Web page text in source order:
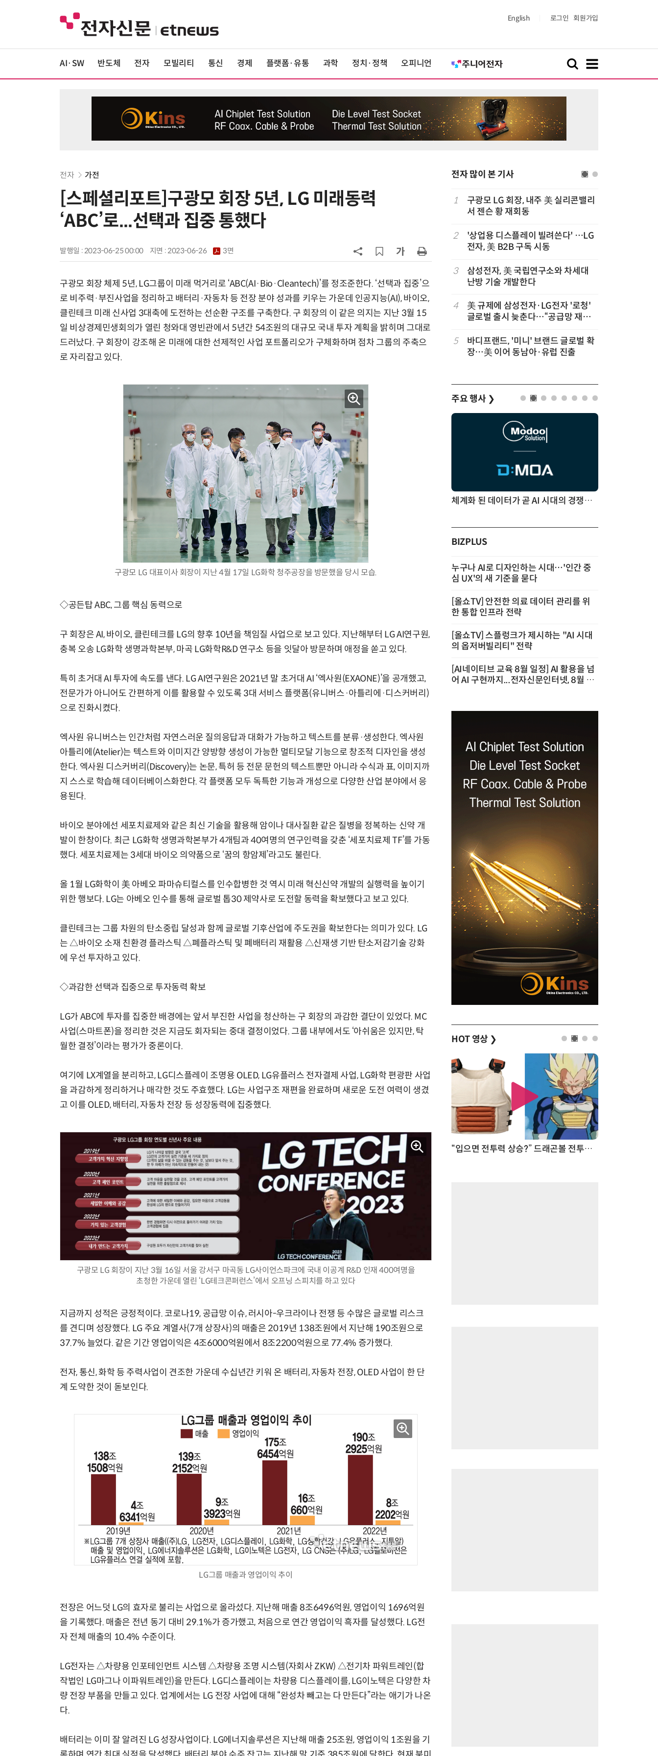
English 로그인 회원가입
AI·SW 반도체 전자 모빌리티 통신 경제 플랫폼·유통 과학 정치·정책 오피니언
전자 가전
[스페셜리포트]구광모 회장 5년, LG 미래동력
‘ABC’로...선택과 집중 통했다
발행일 : 2023-06-25 00:00 지면 :2023-06-26 3면
구광모 회장 체제 5년, LG그룹이 미래 먹거리로 ‘ABC(AI·Bio·Cleantech)’를 정조준한다. ‘선택과 집중’으
로 비주력·부진사업을 정리하고 배터리·자동차 등 전장 분야 성과를 키우는 가운데 인공지능(AI), 바이오,
클린테크 미래 신사업 3대축에 도전하는 선순환 구조를 구축한다. 구 회장의 이 같은 의지는 지난 3월 15
일 비상경제민생회의가 열린 청와대 영빈관에서 5년간 54조원의 대규모 국내 투자 계획을 밝히며 그대로
드러났다. 구 회장이 강조해 온 미래에 대한 선제적인 사업 포트폴리오가 구체화하며 점차 그룹의 주축으
로 자리잡고 있다.
구광모 LG 대표이사 회장이 지난 4월 17일 LG화학 청주공장을 방문했을 당시 모습.
◇공든탑 ABC, 그룹 핵심 동력으로
구 회장은 AI, 바이오, 클린테크를 LG의 향후 10년을 책임질 사업으로 보고 있다. 지난해부터 LG AI연구원,
충복 오송 LG화학 생명과학본부, 마곡 LG화학R&D 연구소 등을 잇달아 방문하며 애정을 쏟고 있다.
특히 초거대 AI 투자에 속도를 낸다. LG AI연구원은 2021년 말 초거대 AI ‘엑사원(EXAONE)’을 공개했고,
전문가가 아니어도 간편하게 이를 활용할 수 있도록 3대 서비스 플랫폼(유니버스·아틀리에·디스커버리)
으로 진화시켰다.
엑사원 유니버스는 인간처럼 자연스러운 질의응답과 대화가 가능하고 텍스트를 분류·생성한다. 엑사원
아틀리에(Atelier)는 텍스트와 이미지간 양방향 생성이 가능한 멀티모달 기능으로 창조적 디자인을 생성
한다. 엑사원 디스커버리(Discovery)는 논문, 특허 등 전문 문헌의 텍스트뿐만 아니라 수식과 표, 이미지까
지 스스로 학습해 데이터베이스화한다. 각 플랫폼 모두 독특한 기능과 개성으로 다양한 산업 분야에서 응
용된다.
바이오 분야에선 세포치료제와 같은 최신 기술을 활용해 암이나 대사질환 같은 질병을 정복하는 신약 개
발이 한창이다. 최근 LG화학 생명과학본부가 4개팀과 40여명의 연구인력을 갖춘 ‘세포치료제 TF’를 가동
했다. 세포치료제는 3세대 바이오 의약품으로 ‘꿈의 항암제’라고도 불린다.
올 1월 LG화학이 美 아베오 파마슈티컬스를 인수합병한 것 역시 미래 혁신신약 개발의 실행력을 높이기
위한 행보다. LG는 아베오 인수를 통해 글로벌 톱30 제약사로 도전할 동력을 확보했다고 보고 있다.
클린테크는 그룹 차원의 탄소중립 달성과 함께 글로벌 기후산업에 주도권을 확보한다는 의미가 있다. LG
는 △바이오 소재 친환경 플라스틱 △폐플라스틱 및 폐배터리 재활용 △신재생 기반 탄소저감기술 강화
에 우선 투자하고 있다.
◇과감한 선택과 집중으로 투자동력 확보
LG가 ABC에 투자를 집중한 배경에는 앞서 부진한 사업을 청산하는 구 회장의 과감한 결단이 있었다. MC
사업(스마트폰)을 정리한 것은 지금도 회자되는 중대 결정이었다. 그룹 내부에서도 ‘아쉬움은 있지만, 탁
월한 결정’이라는 평가가 중론이다.
여기에 LX계열을 분리하고, LG디스플레이 조명용 OLED, LG유플러스 전자결제 사업, LG화학 편광판 사업
을 과감하게 정리하거나 매각한 것도 주효했다. LG는 사업구조 재편을 완료하며 새로운 도전 여력이 생겼
고 이를 OLED, 배터리, 자동차 전장 등 성장동력에 집중했다.
구광모 LG 회장이 지난 3월 16일 서울 강서구 마곡동 LG사이언스파크에 국내 이공계 R&D 인재 400여명을
초청한 가운데 열린 ‘LG테크콘퍼런스’에서 오프닝 스피치를 하고 있다
지금까지 성적은 긍정적이다. 코로나19, 공급망 이슈, 러시아-우크라이나 전쟁 등 수많은 글로벌 리스크
를 견디며 성장했다. LG 주요 계열사(7개 상장사)의 매출은 2019년 138조원에서 지난해 190조원으로
37.7% 늘었다. 같은 기간 영업이익은 4조6000억원에서 8조2200억원으로 77.4% 증가했다.
전자, 통신, 화학 등 주력사업이 견조한 가운데 수십년간 키워 온 배터리, 자동차 전장, OLED 사업이 한 단
계 도약한 것이 돋보인다.
LG그룹 매출과 영업이익 추이
전장은 어느덧 LG의 효자로 불리는 사업으로 올라섰다. 지난해 매출 8조6496억원, 영업이익 1696억원
을 기록했다. 매출은 전년 동기 대비 29.1%가 증가했고, 처음으로 연간 영업이익 흑자를 달성했다. LG전
자 전체 매출의 10.4% 수준이다.
LG전자는 △차량용 인포테인먼트 시스템 △차량용 조명 시스템(자회사 ZKW) △전기차 파워트레인(합
작법인 LG마그나 이파워트레인)을 만든다. LG디스플레이는 차량용 디스플레이를, LG이노텍은 다양한 차
량 전장 부품을 만들고 있다. 업계에서는 LG 전장 사업에 대해 “완성차 빼고는 다 만든다”라는 애기가 나온
다.
배터리는 이미 잘 알려진 LG 성장사업이다. LG에너지솔루션은 지난해 매출 25조원, 영업이익 1조원을 기
전자 많이 본 기사
6
[ET단상] 2026 세제개편안, 성장지
독사업
9
LG 엑사원, 표·시계열 데이터 예측
서 구글·알리바바 제쳐
10 '셀트론 순환 체어' 혈액순환 개선 효
1
구광모 LG 회장, 내주 美 실리콘밸리
서 젠슨 황 재회동
2
'상업용 디스플레이 빌려쓴다' …LG
전자, 美 B2B 구독 시동
3
삼성전자, 美 국립연구소와 차세대
난방 기술 개발한다
4
美 규제에 삼성전자·LG전자 '로청'
글로벌 출시 늦춘다…“공급망 재편
5
바디프랜드, '미니' 브랜드 글로벌 확
장…美 이어 동남아·유럽 진출
주요 행사 ❯
AI Native Enterprise를 지원하는 AI Ready Data 플랫폼 활용 전략 체계화 된 데이터가 곧 AI 시대의 경쟁력이다
BIZPLUS
누구나 AI로 디자인하는 시대…'인간 중
심 UX'의 새 기준을 묻다
[올쇼TV] 안전한 의료 데이터 관리를 위
한 통합 인프라 전략
[올쇼TV] 스플렁크가 제시하는 "AI 시대
의 옵저버빌리티" 전략
[AI네이티브 교육 8월 일정] AI 활용을 넘
어 AI 구현까지...전자신문인터넷, 8월 실
HOT 영상 ❯
“계속 쫓아왔다”…도망치던 우크라 민간인 공격한 러 자폭 드론 “입으면 전투력 상승?” 드래곤볼 전투복 닮은 중량조끼